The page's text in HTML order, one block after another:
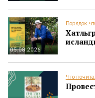
05.08.2026
Порядок
Что